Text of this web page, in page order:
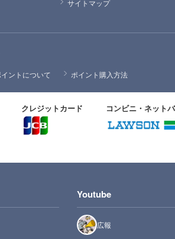
サイトマップ
イントについて ポイント購入方法
クレジットカード コンビニ・ネット
Youtube
広報